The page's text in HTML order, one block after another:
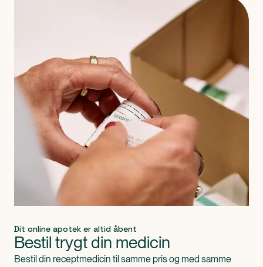
Dit online apotek er altid åbent
Bestil trygt din medicin
Bestil din receptmedicin til samme pris og med samme